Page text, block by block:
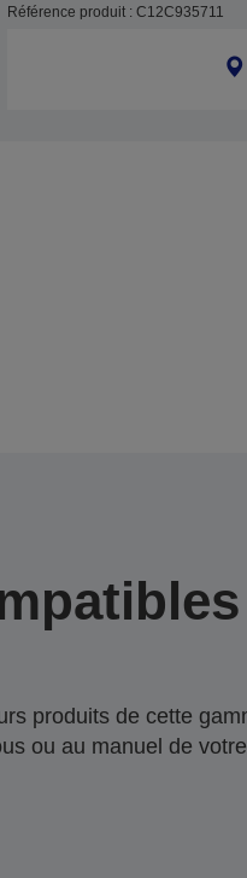
Référence produit : C12C935711
produits de cette
ou au manuel de